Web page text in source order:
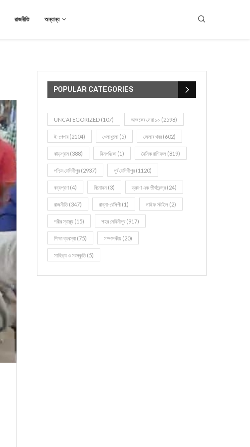
রাজনীতি অন্যান্য
POPULAR CATEGORIES
UNCATEGORIZED (107) আজকের সেরা ১০ (2598)
ই-পেপার (2104) খেলাধূলো (5) জেলার খবর (602)
ঝাড়গ্রাম (388) দিনপঞ্জিকা (1) দৈনিক রাশিফল (819)
পশ্চিম মেদিনীপুর (2937) পূর্ব মেদিনীপুর (1120)
বন্যপ্রাণ (4) বিনোদন (3) ভ্রমণ এবং তীর্থকেন্দ্র (24)
রাজনীতি(347) রান্না-রেসিপী (1) লাইফ স্টাইল (2)
শরীর স্বাস্থ্য (15) শহর মেদিনীপুর (917)
শিক্ষা ব্যবস্থা (75) সম্পাদকীয় (20)
সাহিত্য ও সংস্কৃতি(5)